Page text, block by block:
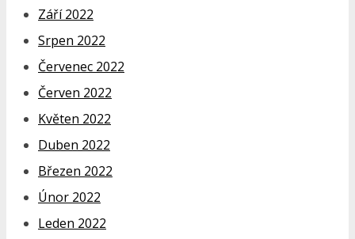
Září 2022
Srpen 2022
Červenec 2022
Červen 2022
Květen 2022
Duben 2022
Březen 2022
Únor 2022
Leden 2022